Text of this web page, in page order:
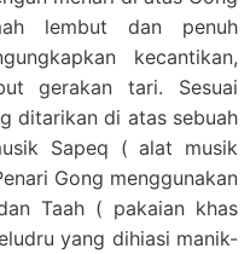
lembut dan penuh
kecantikan,
gerakan tari. Sesuai
ditarikan di atas sebuah
Sapeq ( alat musik
Gong menggunakan
Taah ( pakaian khas
yang dihiasi manik-